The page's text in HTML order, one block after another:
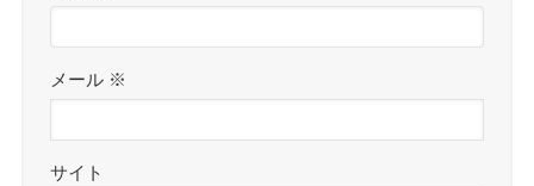
メール ※
サイト